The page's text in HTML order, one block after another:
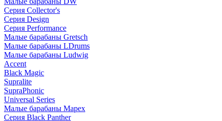
Серия Collector's
Серия Design
Серия Performance
Малые барабаны Gretsch
Малые барабаны LDrums
Малые барабаны Ludwig
Accent
Black Magic
Supralite
SupraPhonic
Universal Series
Малые барабаны Mapex
Серия Black Panther